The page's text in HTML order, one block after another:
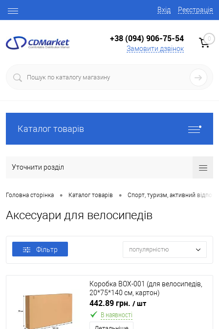
Вхід Реєстрація
+38 (094) 906-75-54
Замовити дзвінок
0
Каталог товарів
Уточнити розділ
Головна сторінка • Каталог товарів • Спорт, туризм, активний
Аксесуари для велосипедів
Фільтр популярністю
Коробка BOX-001 (для велосипедів,
20*75*140 см, картон)
442.89 грн. / шт
В наявності